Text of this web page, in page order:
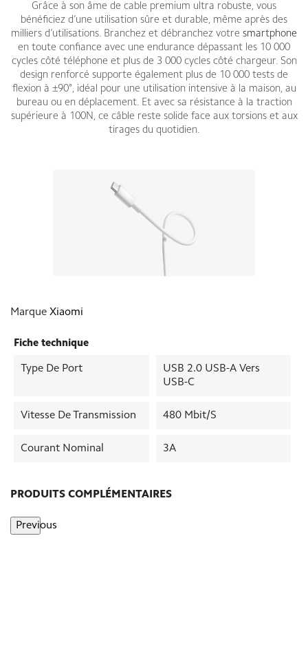
Grâce à son âme de cable premium ultra robuste, vous
bénéficiez d’une utilisation sûre et durable, même après des
milliers d’utilisations. Branchez et débranchez votre smartphone
en toute confiance avec une endurance dépassant les 10 000
cycles côté téléphone et plus de 3 000 cycles côté chargeur. Son
design renforcé supporte également plus de 10 000 tests de
flexion à ±90°, idéal pour une utilisation intensive à la maison, au
bureau ou en déplacement. Et avec sa résistance à la traction
supérieure à 100N, ce câble reste solide face aux torsions et aux
tirages du quotidien.
Marque Xiaomi
Fiche technique
Type De Port
USB 2.0 USB-A Vers
USB-C
Vitesse De Transmission 480 Mbit/s
Courant Nominal 3A
PRODUITS COMPLÉMENTAIRES
Previous